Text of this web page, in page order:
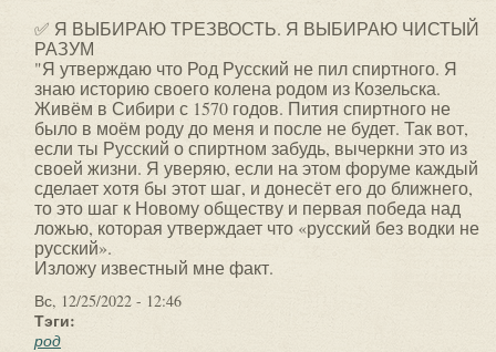
✅ Я ВЫБИРАЮ ТРЕЗВОСТЬ. Я ВЫБИРАЮ ЧИСТЫЙ
РАЗУМ
"Я утверждаю что Род Русский не пил спиртного. Я
знаю историю своего колена родом из Козельска.
Живём в Сибири с 1570 годов. Пития спиртного не
было в моём роду до меня и после не будет. Так вот,
если ты Русский о спиртном забудь, вычеркни это из
своей жизни. Я уверяю, если на этом форуме каждый
сделает хотя бы этот шаг, и донесёт его до ближнего,
то это шаг к Новому обществу и первая победа над
ложью, которая утверждает что «русский без водки не
русский».
Изложу известный мне факт.
Вс, 12/25/2022 - 12:46
Тэги:
род